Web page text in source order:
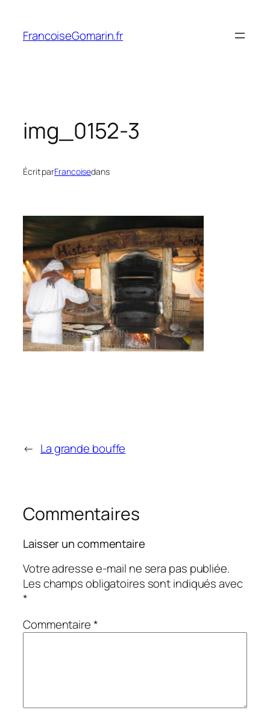
contenu
FrancoiseGomarin.fr
img_0152-3
Écrit parFrancoisedans
← La grande bouffe
Commentaires
Laisser un commentaire
Votre adresse e-mail ne sera pas publiée.
Les champs obligatoires sont indiqués avec
*
Commentaire*